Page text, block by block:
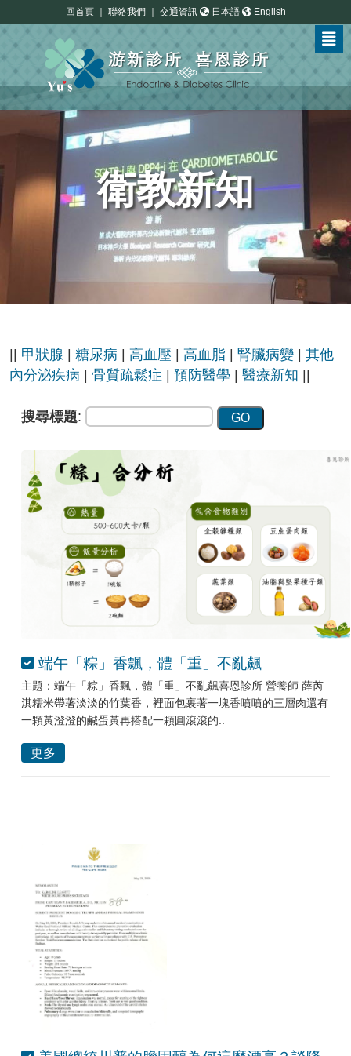
回首頁｜ 聯絡我們 交通資訊 日本語 English
衛教新知
甲狀腺 糖尿病 高血壓 高血脂 腎臟病變
其他
內分泌疾病
骨質疏鬆症 預防醫學 醫療新知
搜尋標題:
端午「粽」香飄，體「重」不亂飆
主題：端午「粽」香飄，體「重」不亂飆喜恩診所 營養師 薛芮
淇糯米帶著淡淡的竹葉香，裡面包裹著一塊香噴噴的三層肉還有
一顆黃澄澄的鹹蛋黃再搭配一顆圓滾滾的..
更多